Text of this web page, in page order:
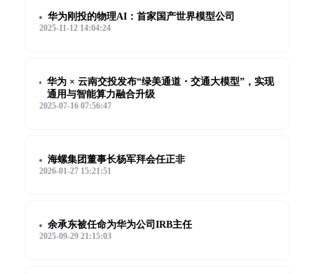
华为刚投的物理AI：首家国产世界模型公司
2025-11-12 14:04:24
华为 × 云南交投发布“绿美通道・交通大模型”，实现
通用与智能算力融合升级
2025-07-16 07:56:47
海螺集团董事长杨军拜会任正非
2026-01-27 15:21:51
余承东被任命为华为公司IRB主任
2025-09-29 21:15:03